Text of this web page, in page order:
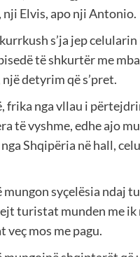
nji Elvis, apo nji Antonio.
s’ja jep
të shkurtër me
detyrim që s’pret.
frika nga vllau i
të vyshme, edhe ajo
Shqipëria në hall,
mungon syçelësia ndaj
turistat munden me ik
veç mos me pagu.